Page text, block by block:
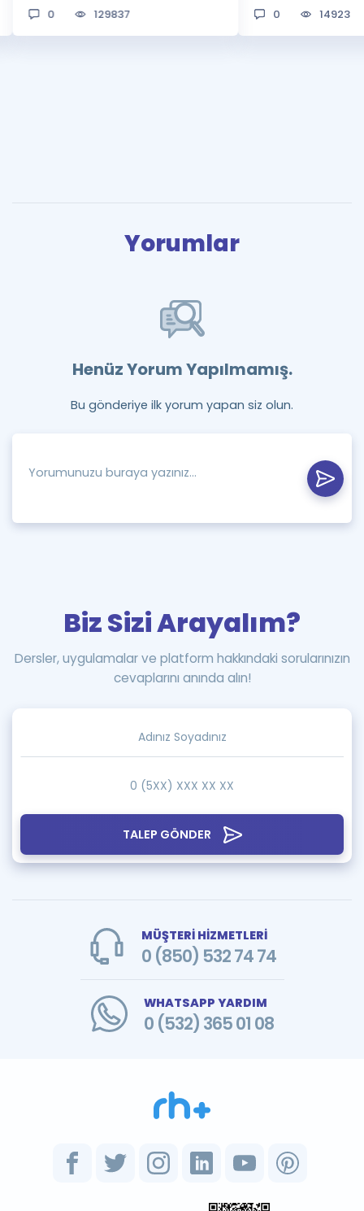
0 129837 0 14923
Yorumlar
Henüz Yorum Yapılmamış.
Bu gönderiye ilk yorum yapan siz olun.
TALEP GÖNDER
Biz Sizi Arayalım?
Dersler, uygulamalar ve platform hakkındaki sorularınızın
cevaplarını anında alın!
MÜŞTERİ HİZMETLERİ
0 (850) 532 74 74
WHATSAPP YARDIM
0 (532) 365 01 08